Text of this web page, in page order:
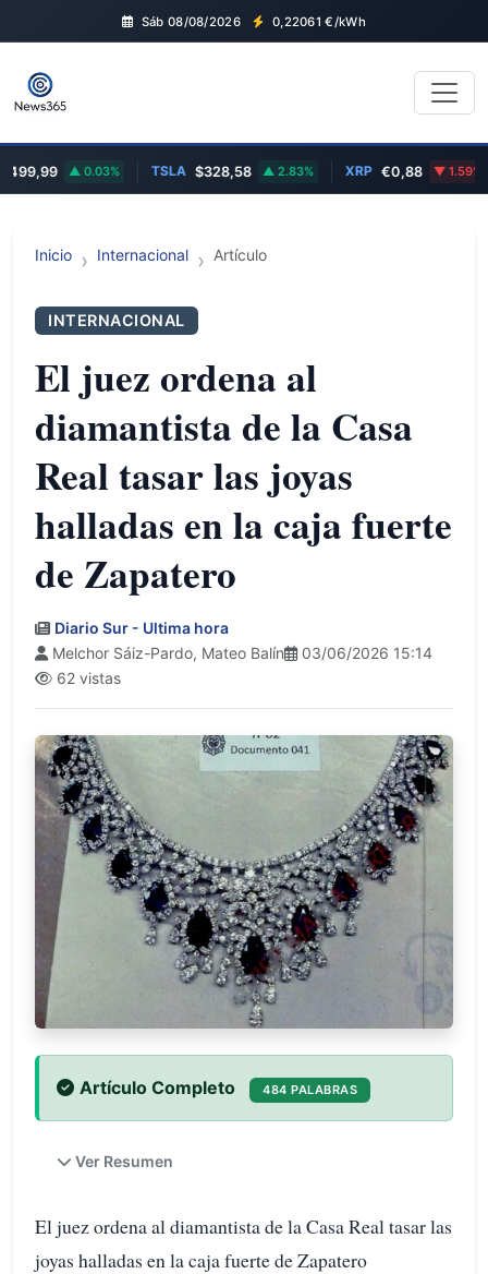
Sáb 08/08/2026 0,22061 €/kWh
0.03% TSLA $328,58 2.83% XRP €0,88 1.59%
Inicio Internacional Artículo
INTERNACIONAL
El juez ordena al
diamantista de la Casa
Real tasar las joyas
halladas en la caja fuerte
de Zapatero
Diario Sur - Ultima hora
Melchor Sáiz-Pardo, Mateo Balín
03/06/2026 15:14
62 vistas
Artículo Completo 484 PALABRAS
Ver Resumen
El juez ordena al diamantista de la Casa Real tasar las
joyas halladas en la caja fuerte de Zapatero